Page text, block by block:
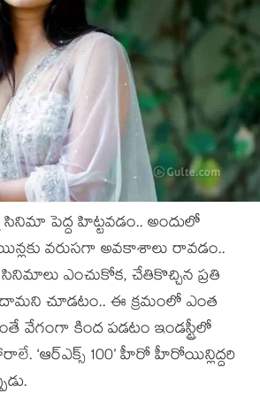
పెద్ద హిట్టవడం.. అందులో
వరుసగా అవకాశాలు రావడం..
ఎంచుకోక, చేతికొచ్చిన ప్రతి
చూడటం.. ఈ క్రమంలో ఎంత
వేగంగా కింద పడటం ఇండస్ట్రీలో
‘ఆర్ఎక్స్ 100’ హీరో హీరోయిన్లిద్దరి